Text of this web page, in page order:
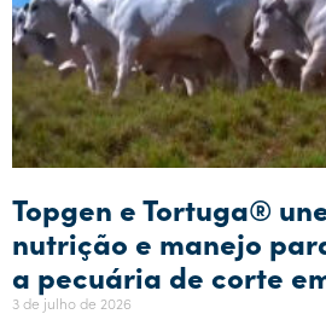
Topgen e Tortuga®
nutrição e manejo
a pecuária de corte
3 de julho de 2026